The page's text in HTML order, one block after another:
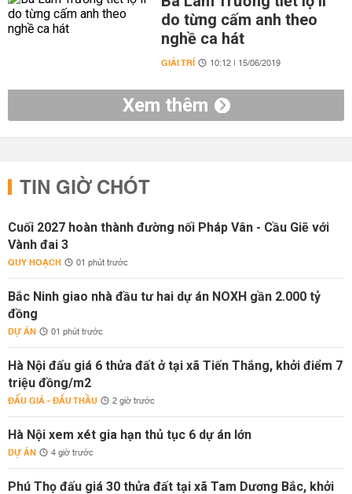
do từng cấm anh theo
nghề ca hát
GIẢI TRÍ 10:12 | 15/06/2019
Xem thêm
TIN GIỜ CHÓT
Cuối 2027 hoàn thành đường nối Pháp Vân - Cầu Giẽ với
Vành đai 3
QUY HOẠCH 01 phút trước
Bắc Ninh giao nhà đầu tư hai dự án NOXH gần 2.000 tỷ
đồng
DỰ ÁN 01 phút trước
Hà Nội đấu giá 6 thửa đất ở tại xã Tiến Thắng, khởi điểm 7
triệu đồng/m2
ĐẤU GIÁ - ĐẤU THẦU 2 giờ trước
Hà Nội xem xét gia hạn thủ tục 6 dự án lớn
DỰ ÁN 4 giờ trước
Phú Thọ đấu giá 30 thửa đất tại xã Tam Dương Bắc, khởi